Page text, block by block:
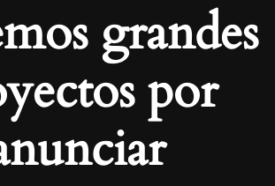
grandes
por